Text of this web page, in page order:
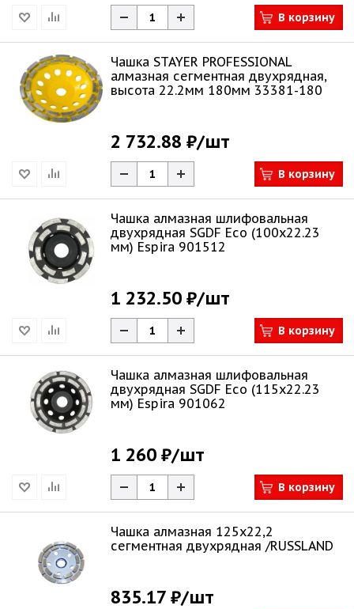
В корзину
Чашка STAYER PROFESSIONAL
алмазная сегментная двухрядная,
высота 22.2мм 180мм 33381-180
2 732.88 ₽/шт
В корзину
Чашка алмазная шлифовальная
двухрядная SGDF Eco (100х22.23
мм) Espira 901512
1 232.50 ₽/шт
В корзину
Чашка алмазная шлифовальная
двухрядная SGDF Eco (115х22.23
мм) Espira 901062
1 260 ₽/шт
В корзину
Чашка алмазная 125х22,2
сегментная двухрядная /RUSSLAND
835.17 ₽/шт